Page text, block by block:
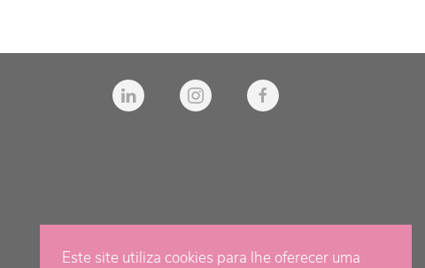
Este site utiliza cookies para lhe oferecer uma